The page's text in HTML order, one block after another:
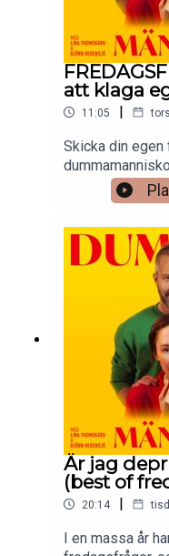
att klaga
11:05 |
Skicka din
Är jag
(best of
20:14 |
I en massa år